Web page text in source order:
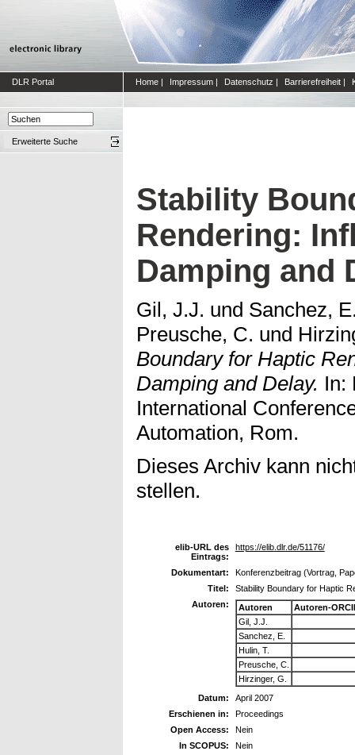
DLR Portal Home | Impressum | Datenschutz | Barrierefreiheit |
Erweiterte Suche
Stability
Rendering:
Damping and
Gil, J.J. und Sanchez,
Preusche, C. und
Boundary for Haptic
Damping and Delay. In:
International
Automation, Rom.
Dieses Archiv kann
stellen.
elib-URL des
Eintrags:
https://elib.dlr.de/51176/
Dokumentart:
Konferenzbeitrag (Vortrag,
Titel:
Stability Boundary for Haptic
Autoren:
Autoren
Autoren-
Gil, J.J.
Sanchez, E.
Hulin, T.
Preusche, C.
Hirzinger, G.
Datum:
April 2007
Erschienen in:
Proceedings
Open Access:
Nein
In SCOPUS:
Nein